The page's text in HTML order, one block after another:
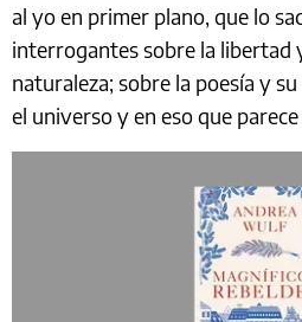
al yo en primer plano, que lo
interrogantes sobre la libertad
naturaleza; sobre la poesía y
el universo y en eso que